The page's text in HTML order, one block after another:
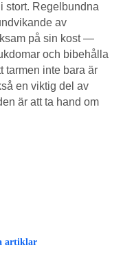
stort. Regelbundna
av
på sin kost —
och bibehålla
tarmen inte bara är
en viktig del av
är att ta hand om
artiklar